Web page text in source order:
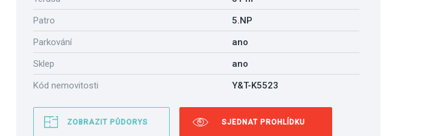
Patro
5.NP
Parkování
ano
Sklep
ano
Kód nemovitosti
Y&T-K5523
ZOBRAZIT PŮDORYS SJEDNAT PROHLÍDKU